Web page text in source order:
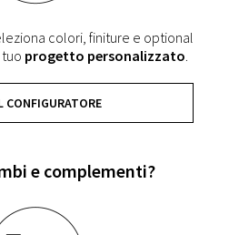
colori, finiture e optional
progetto personalizzato
CONFIGURATORE
e complementi?